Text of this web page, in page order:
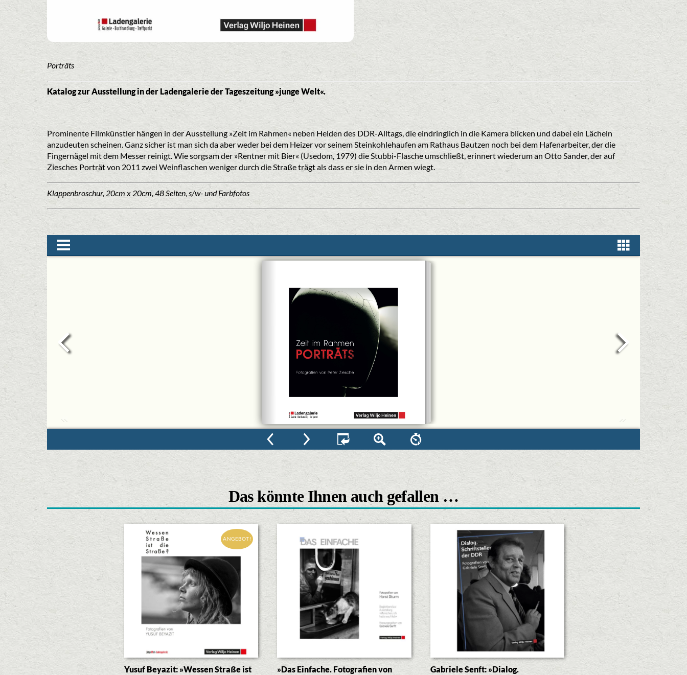
Porträts
Katalog zur Ausstellung in der Ladengalerie der Tageszeitung »junge Welt«.
Prominente Filmkünstler hängen in der Ausstellung »Zeit im Rahmen« neben Helden des DDR-Alltags, die eindringlich in die Kamera blicken und dabei ein Lächeln
anzudeuten scheinen. Ganz sicher ist man sich da aber weder bei dem Heizer vor seinem Steinkohlehaufen am Rathaus Bautzen noch bei dem Hafenarbeiter, der die
Fingernägel mit dem Messer reinigt. Wie sorgsam der »Rentner mit Bier« (Usedom, 1979) die Stubbi-Flasche umschließt, erinnert wiederum an Otto Sander, der auf
Ziesches Porträt von 2011 zwei Weinflaschen weniger durch die Straße trägt als dass er sie in den Armen wiegt.
Klappenbroschur, 20cm x 20cm, 48 Seiten, s/w- und Farbfotos
Das könnte Ihnen auch gefallen …
ANGEBOT!
Yusuf Beyazit: »Wessen Straße ist
»Das Einfache. Fotografien von
Gabriele Senft: »Dialog.